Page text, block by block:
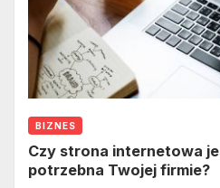
BIZNES
Czy strona internetowa
potrzebna Twojej firmie?